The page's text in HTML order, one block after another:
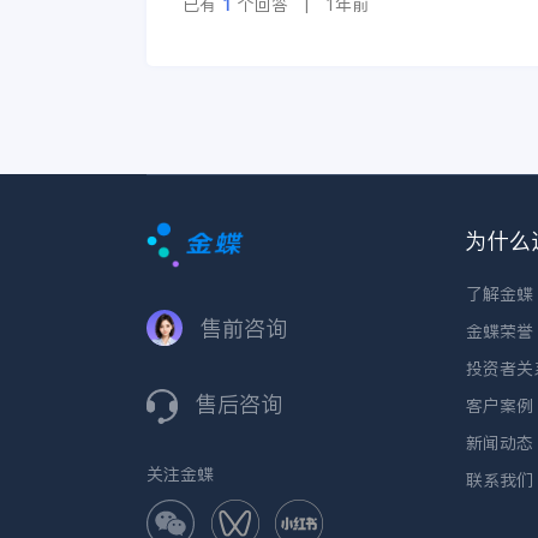
已有 1 个回答 | 1年前
售前咨询
售后咨询
关注金蝶
为什么
了解金蝶
金蝶荣誉
投资者关
客户案例
新闻动态
联系我们